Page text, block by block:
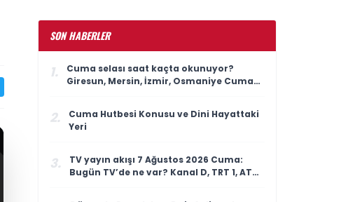
SON HABERLER
1.
Cuma selası saat kaçta okunuyor?
Giresun, Mersin, İzmir, Osmaniye Cuma
2.
Cuma Hutbesi Konusu ve Dini Hayattaki
Yeri
3.
TV yayın akışı 7 Ağustos 2026 Cuma:
Bugün TV’de ne var? Kanal D, TRT 1, ATV,